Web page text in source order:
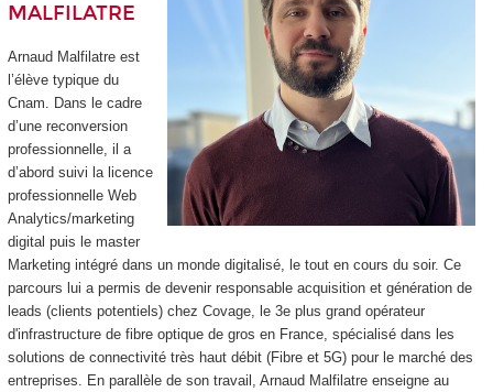
MALFILATRE
Arnaud Malfilatre est
l’élève typique du
Cnam. Dans le cadre
d’une reconversion
professionnelle, il a
d’abord suivi la licence
professionnelle Web
Analytics/marketing
digital puis le master
Marketing intégré dans un monde digitalisé, le tout en cours du soir. Ce
parcours lui a permis de devenir responsable acquisition et génération de
leads (clients potentiels) chez Covage, le 3eplus grand opérateur
d'infrastructure de fibre optique de gros en France, spécialisé dans les
solutions de connectivité très haut débit (Fibre et 5G) pour le marché des
entreprises. En parallèle de son travail, Arnaud Malfilatre enseigne au